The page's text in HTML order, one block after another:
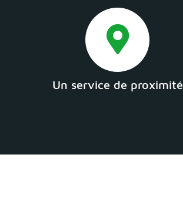
Un service de proximité